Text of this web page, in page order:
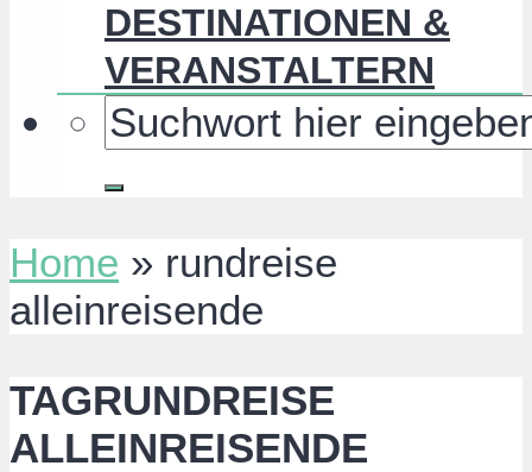
DESTINATIONEN &
VERANSTALTERN
Home » rundreise
alleinreisende
TAGRUNDREISE
ALLEINREISENDE